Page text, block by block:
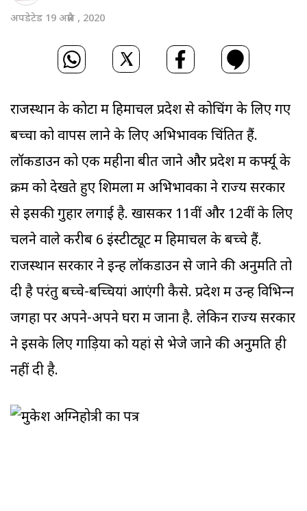
अपडेटेड 19 अप्रैल , 2020
राजस्थान के कोटा में हिमाचल प्रदेश से कोचिंग के लिए गए
बच्‍चों को वापस लाने के लिए अभिभावक चिंतित हैं.
लॉकडाउन को एक महीना बीत जाने और प्रदेश में कर्फ्यू के
क्रम को देखते हुए शिमला में अभिभावकों ने राज्य सरकार
से इसकी गुहार लगाई है. खासकर 11वीं और 12वीं के लिए
चलने वाले करीब 6 इंस्‍टीट्यूट में हिमाचल के बच्‍चे हैं.
राजस्थान सरकार ने इन्‍हें लॉकडाउन से जाने की अनुमति तो
दी है परंतु बच्चे-बच्चियां आएंगी कैसे. प्रदेश में उन्‍हें विभिन्‍न
जगहों पर अपने-अपने घरों में जाना है. लेकिन राज्‍य सरकार
ने इसके लिए गाड़ियों को यहां से भेजे जाने की अनुमति ही
नहीं दी है.